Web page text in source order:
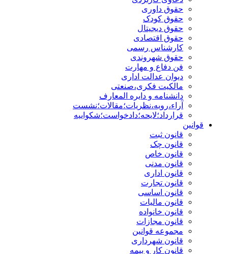
حقوق داوری
حقوق کودک
حقوق دیجیتال
حقوق اقتصادی
کارشناس رسمی
حقوق شهروندی
فن دفاع و مهارت
دیوان عدالت اداری
مالکیت فکری،صنعتی
دانشنامه و دایره المعارف
آراء،رویه،نظریات؛مقالات؛نشست
قرارداد؛لایحه؛دادخواست؛شکواییه
قوانین
قانون ثبت
قانون چک
قانون خاص
قانون مدنی
قانون اداری
قانون تجارت
قانون اساسی
قانون مالیات
قانون خانواده
قانون مجازات
مجموعه قوانین
قانون شهرداری
قانون کار و بیمه